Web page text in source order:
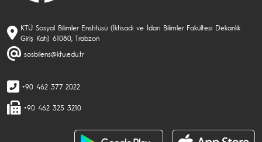
KTÜ Sosyal Bilimler Enstitüsü (İktisadi ve İdari Bilimler Fakültesi Dekanlık
Giriş Katı) 61080, Trabzon
sosbilens@ktu.edu.tr
+90 462 377 2022
+90 462 325 3210